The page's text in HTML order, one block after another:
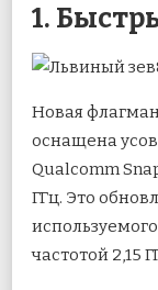
1.
Новая
оснащена
Qualcomm
ГГц. Это
частотой 2,15